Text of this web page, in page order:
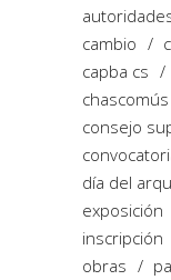
cambio
capba cs
chascomús
consejo
día del
exposición
inscripción
obras